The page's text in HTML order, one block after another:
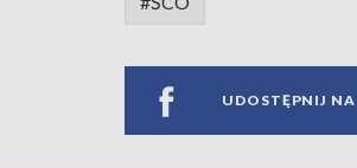
UDOSTĘPNIJ